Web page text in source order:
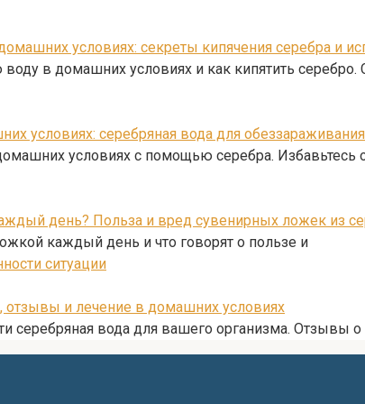
условиях: секреты кипячения серебра и
воду в домашних условиях и как кипятить серебро.
условиях: серебряная вода для
условиях с помощью серебра. Избавьтесь
день? Польза и вред сувенирных ложек из
каждый день и что говорят о пользе и
отзывы и лечение в домашних условиях
серебряная вода для вашего организма. Отзывы